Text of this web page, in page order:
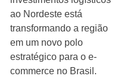
entregas:
como
transforma
o
ao Nordeste está
transformando a região
em um novo polo
estratégico para o e-
commerce no Brasil.